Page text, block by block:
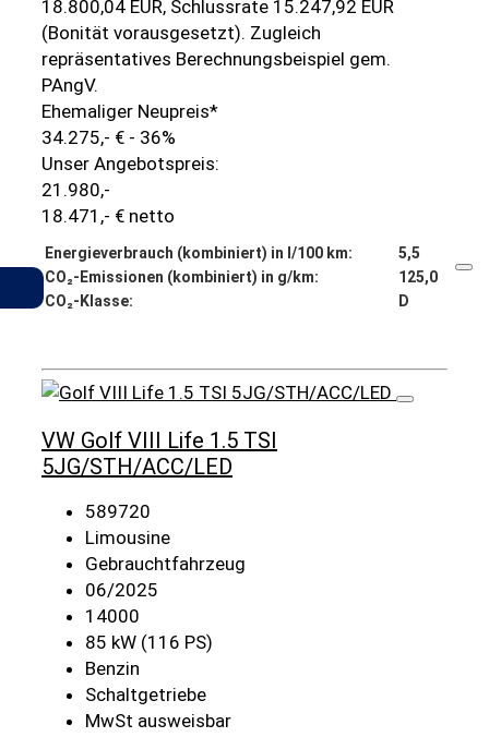
18.800,04 EUR, Schlussrate 15.247,92 EUR
(Bonität vorausgesetzt). Zugleich
repräsentatives Berechnungsbeispiel gem.
PAngV.
Ehemaliger Neupreis*
34.275,- € - 36%
Unser Angebotspreis:
21.980,-
18.471,- € netto
Energieverbrauch (kombiniert) in l/100 km:
5,5
CO₂-Emissionen (kombiniert) in g/km:
125,0
CO₂-Klasse:
D
VW Golf VIII Life 1.5 TSI
5JG/STH/ACC/LED
589720
Limousine
Gebrauchtfahrzeug
06/2025
14000
85 kW (116 PS)
Benzin
Schaltgetriebe
MwSt ausweisbar
Gemerkte Fahrzeuge